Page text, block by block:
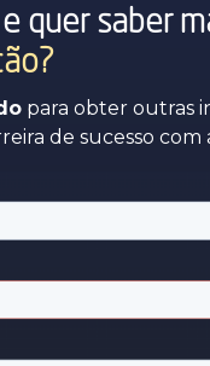
quer saber
para obter outras
de sucesso com